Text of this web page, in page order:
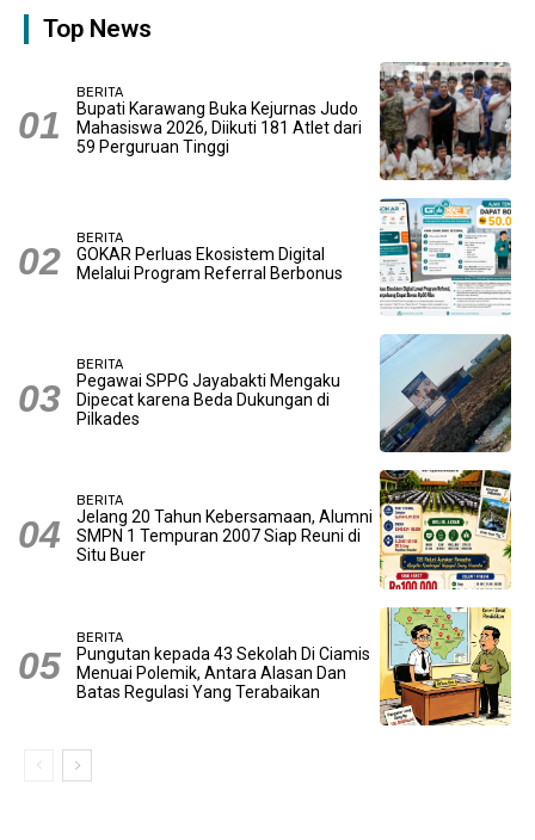
Top News
BERITA
Bupati Karawang Buka Kejurnas Judo
Mahasiswa 2026, Diikuti 181 Atlet dari
59 Perguruan Tinggi
BERITA
GOKAR Perluas Ekosistem Digital
Melalui Program Referral Berbonus
BERITA
Pegawai SPPG Jayabakti Mengaku
Dipecat karena Beda Dukungan di
Pilkades
BERITA
Jelang 20 Tahun Kebersamaan, Alumni
SMPN 1 Tempuran 2007 Siap Reuni di
Situ Buer
BERITA
Pungutan kepada 43 Sekolah Di Ciamis
Menuai Polemik, Antara Alasan Dan
Batas Regulasi Yang Terabaikan